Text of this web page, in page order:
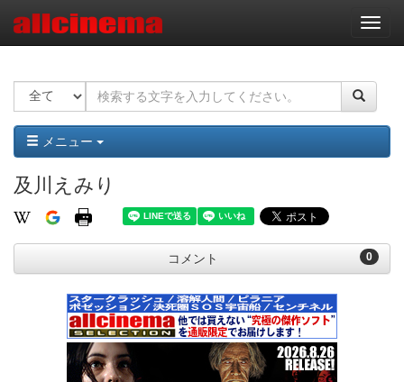
ナ
ビ
ー
ョ
ン
メニュー
及川えみり
0
コメント